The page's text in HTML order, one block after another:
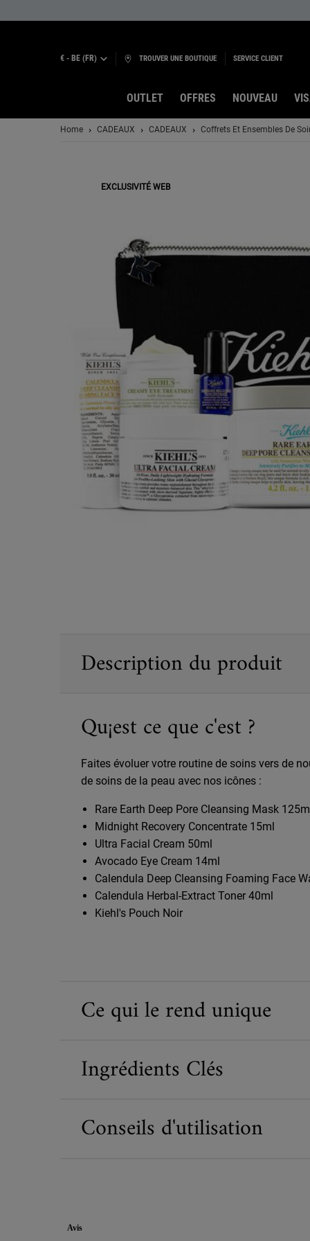
€ - BE (FR) TROUVER UNE BOUTIQUE SERVICE CLIENT
OUTLET OFFRES NOUVEAU
Contenu principalHome CADEAUX CADEAUX Coffrets Et Ensembles De
EXCLUSIVITÉ WEB
Description du produit
Qu¡est ce que c'est ?
Faites évoluer votre routine de soins vers de
de soins de la peau avec nos icônes :
Rare Earth Deep Pore Cleansing Mask
Midnight Recovery Concentrate 15ml
Ultra Facial Cream 50ml
Avocado Eye Cream 14ml
Calendula Deep Cleansing Foaming Face
Calendula Herbal-Extract Toner 40ml
Kiehl's Pouch Noir
Ce qui le rend unique
Ingrédients Clés
Conseils d'utilisation